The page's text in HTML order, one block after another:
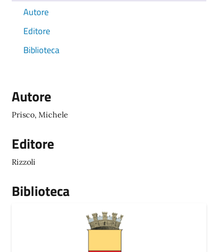
Autore
Editore
Biblioteca
Autore
Prisco, Michele
Editore
Rizzoli
Biblioteca